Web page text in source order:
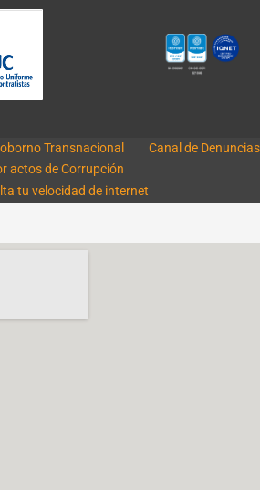
Transnacional
Canal de Denuncias
actos de Corrupción
tu velocidad de internet